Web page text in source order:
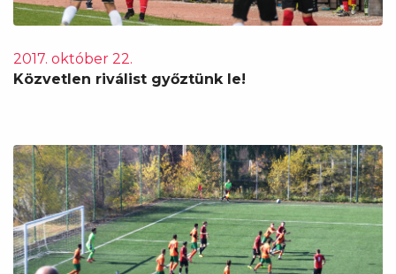
2017. október 22.
Közvetlen riválist győztünk le!